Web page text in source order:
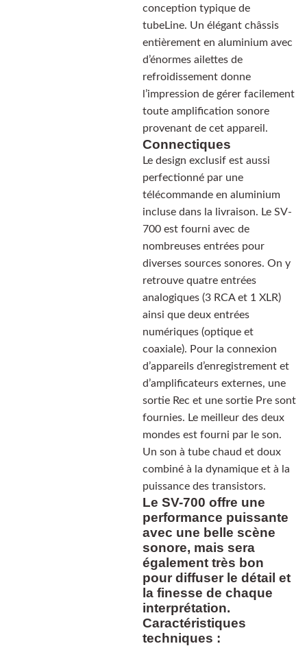
conception typique de
tubeLine. Un élégant châssis
entièrement en aluminium avec
d’énormes ailettes de
refroidissement donne
l’impression de gérer facilement
toute amplification sonore
provenant de cet appareil.
Connectiques
Le design exclusif est aussi
perfectionné par une
télécommande en aluminium
incluse dans la livraison. Le SV-
700 est fourni avec de
nombreuses entrées pour
diverses sources sonores. On y
retrouve quatre entrées
analogiques (3 RCA et 1 XLR)
ainsi que deux entrées
numériques (optique et
coaxiale). Pour la connexion
d’appareils d’enregistrement et
d’amplificateurs externes, une
sortie Rec et une sortie Pre sont
fournies. Le meilleur des deux
mondes est fourni par le son.
Un son à tube chaud et doux
combiné à la dynamique et à la
puissance des transistors.
Le SV-700 offre une
performance puissante
avec une belle scène
sonore, mais sera
également très bon
pour diffuser le détail et
la finesse de chaque
interprétation.
Caractéristiques
techniques :